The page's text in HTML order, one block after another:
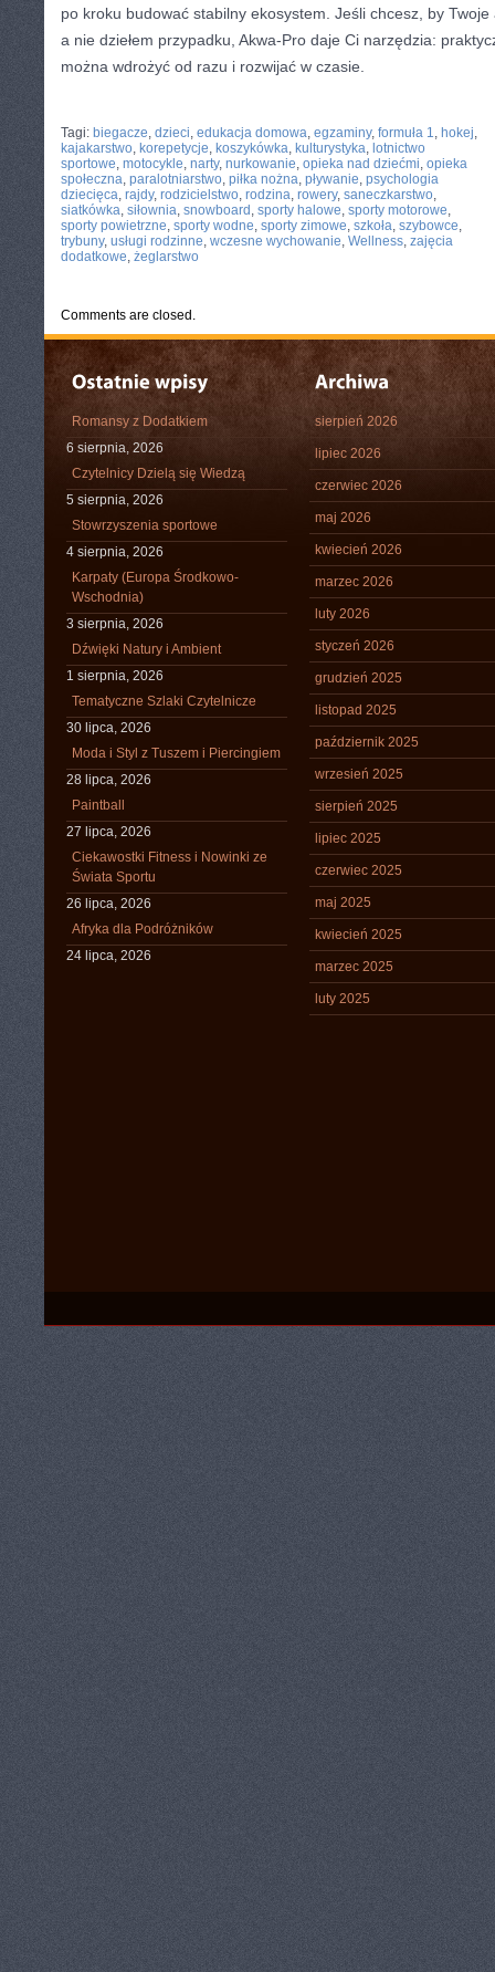
po kroku budować stabilny ekosystem. Jeśli chcesz, by Twoje
a nie dziełem przypadku, Akwa-Pro daje Ci narzędzia:
można wdrożyć od razu i rozwijać w czasie.
Tagi: biegacze, dzieci, edukacja domowa, egzaminy, formuła 1, hokej,
kajakarstwo, korepetycje, koszykówka, kulturystyka, lotnictwo
sportowe, motocykle, narty, nurkowanie, opieka nad dziećmi, opieka
społeczna, paralotniarstwo, piłka nożna, pływanie, psychologia
dziecięca, rajdy, rodzicielstwo, rodzina, rowery, saneczkarstwo,
siatkówka, siłownia, snowboard , sporty halowe, sporty motorowe,
sporty powietrzne, sporty wodne, sporty zimowe, szkoła, szybowce,
trybuny, usługi rodzinne, wczesne wychowanie, Wellness, zajęcia
dodatkowe, żeglarstwo
Comments are closed.
Romansy z Dodatkiem
6 sierpnia, 2026
Czytelnicy Dzielą się Wiedzą
5 sierpnia, 2026
Stowrzyszenia sportowe
4 sierpnia, 2026
Karpaty (Europa Środkowo-
Wschodnia)
3 sierpnia, 2026
Dźwięki Natury i Ambient
1 sierpnia, 2026
Tematyczne Szlaki Czytelnicze
30 lipca, 2026
Moda i Styl z Tuszem i Piercingiem
28 lipca, 2026
Paintball
27 lipca, 2026
Ciekawostki Fitness i Nowinki ze
Świata Sportu
26 lipca, 2026
Afryka dla Podróżników
24 lipca, 2026
sierpień 2026
lipiec 2026
czerwiec 2026
maj 2026
kwiecień 2026
marzec 2026
luty 2026
styczeń 2026
grudzień 2025
listopad 2025
październik 2025
wrzesień 2025
sierpień 2025
lipiec 2025
czerwiec 2025
maj 2025
kwiecień 2025
marzec 2025
luty 2025